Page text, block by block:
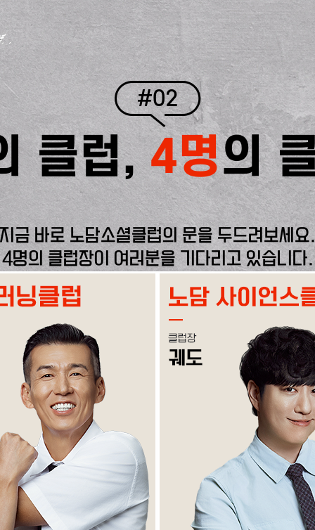
#02
클럽,4명의
지금 바로 노담소셜클럽의 문을 두드려보세요.
4명의 클럽장이 여러분을 기다리고 있습니다.